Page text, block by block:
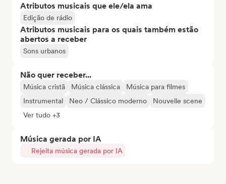
Atributos musicais que ele/ela ama
Edição de rádio
Atributos musicais para os quais também estão
abertos a receber
Sons urbanos
Não quer receber...
Música cristã Música clássica
Música para filmes
Instrumental
Neo / Clássico moderno
Nouvelle scene
Ver tudo +3
Música gerada por IA
Rejeita música gerada por IA